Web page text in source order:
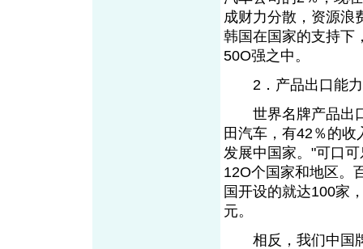
成财力分散，资源浪
韩国在国家的支持下
50O强之中。
2．产品出口能
世界名牌产品出口
田汽车，有42％的
发展中国家。"可口
12O个国家和地区。
国开设的就达100家
元。
相反，我们中国牌